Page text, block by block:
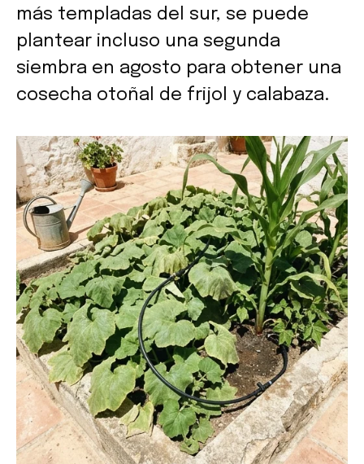
más templadas del sur, se puede
plantear incluso una segunda
siembra en agosto para obtener una
cosecha otoñal de frijol y calabaza.